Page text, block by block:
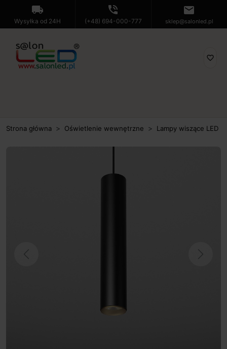
local_shipping
Wysyłka od 24H
phone_in_talk
(+48) 694-000-777
mail
sklep@salonled.pl
favorite_border
Strona główna Oświetlenie wewnętrzne Lampy wiszące LED